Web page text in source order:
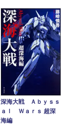
深海大戦 Ａｂｙｓｓ
ａｌ Ｗａｒｓ 超深
海編